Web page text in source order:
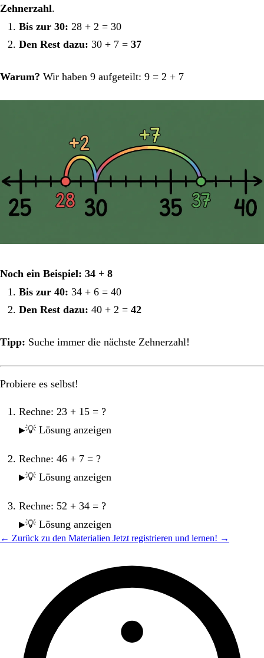
Zehnerzahl.
Bis zur 30: 28 + 2 = 30
Den Rest dazu: 30 + 7 = 37
Warum? Wir haben 9 aufgeteilt: 9 = 2 + 7
Noch ein Beispiel: 34 + 8
Bis zur 40: 34 + 6 = 40
Den Rest dazu: 40 + 2 = 42
Tipp: Suche immer die nächste Zehnerzahl!
Probiere es selbst!
Rechne: 23 + 15 = ?
💡 Lösung anzeigen
Rechne: 46 + 7 = ?
💡 Lösung anzeigen
Rechne: 52 + 34 = ?
💡 Lösung anzeigen
← Zurück zu den Materialien Jetzt registrieren und lernen! →